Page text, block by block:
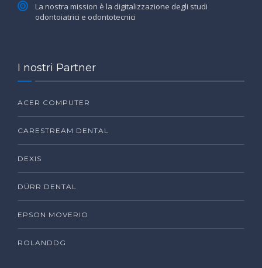
La nostra mission è la digitalizzazione degli studi
odontoiatrici e odontotecnici
I nostri Partner
ACER COMPUTER
CARESTREAM DENTAL
DEXIS
DÜRR DENTAL
EPSON MOVERIO
ROLANDDG